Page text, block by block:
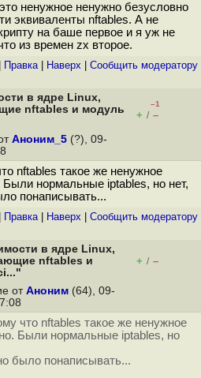
ненужное ненужно безусловно
эквиваленты nftables. А не
на баше первое и я уж не
из времен zx второе.
Правка| Наверх Cообщить модератору
в ядре Linux,
nftables и модуль
–1
+ / –
Аноним_5 (?), 09-
nftables такое же ненужное
Были нормальные iptables, но нет,
понаписывать...
Правка| Наверх Cообщить модератору
в ядре Linux,
nftables и
+ / –
от Аноним (64), 09-
что nftables такое же ненужное
Были нормальные iptables, но
было понаписывать...